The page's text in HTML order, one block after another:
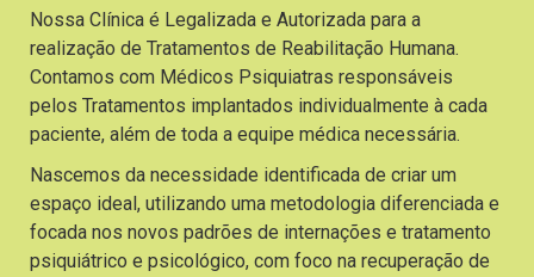
Nossa Clínica é Legalizada e Autorizada para a
realização de Tratamentos de Reabilitação Humana.
Contamos com Médicos Psiquiatras responsáveis
pelos Tratamentos implantados individualmente à cada
paciente, além de toda a equipe médica necessária.
Nascemos da necessidade identificada de criar um
espaço ideal, utilizando uma metodologia diferenciada e
focada nos novos padrões de internações e tratamento
psiquiátrico e psicológico, com foco na recuperação de